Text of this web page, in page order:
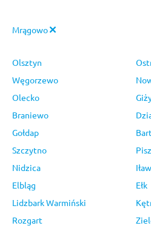
Mrągowo
Olsztyn
Węgorzewo
Olecko
Braniewo
Gołdap
Szczytno
Pisz
Nidzica
Elbląg
Ełk
Lidzbark Warmiński
Rozgart